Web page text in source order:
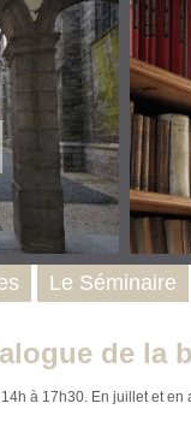
de la
à 17h30. En juillet et en
Le Séminaire